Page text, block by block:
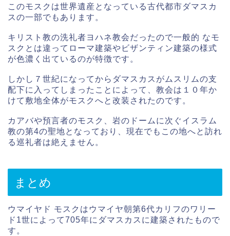
このモスクは世界遺産となっている古代都市ダマスカ
スの一部でもあります。
キリスト教の洗礼者ヨハネ教会だったので一般的 なモ
スクとは違ってローマ建築やビザンティン建築の様式
が色濃く出ているのが特徴です。
しかし７世紀になってからダマスカスがムスリムの支
配下に入ってしまったことによって、教会は１０年か
けて敷地全体がモスクへと改装されたのです。
カアバや預言者のモスク、岩のドームに次ぐイスラム
教の第4の聖地となっており、現在でもこの地へと訪れ
る巡礼者は絶えません。
まとめ
ウマイヤド モスクはウマイヤ朝第6代カリフのワリー
ド1世によって705年にダマスカスに建築されたもので
す。